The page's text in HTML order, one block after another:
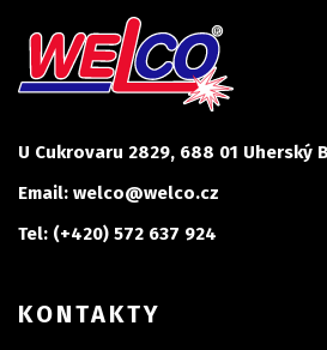
U Cukrovaru 2829, 688 01 Uherský
Email: welco@welco.cz
Tel: (+420) 572 637 924
KONTAKTY